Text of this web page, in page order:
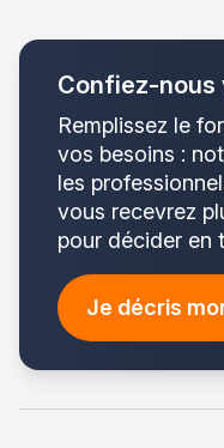
Confiez-nous
Remplissez le
vos besoins :
les
vous recevrez
pour décider en
Je décris